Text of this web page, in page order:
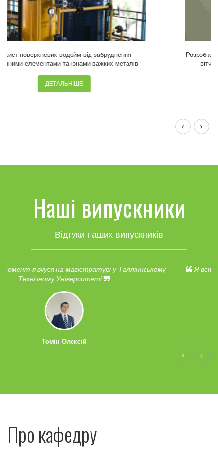
Розробка ресурсозберігаючих технологій перероблення
вітчизняної недеревної рослинної сировини у
ДЕТАЛЬНІШЕ
Наші випускники
Відгуки наших випускників
Я вступила до Лаппеенрантського технічного
університету (Фінляндія)
Ігнатюк Дарина
Про кафедру